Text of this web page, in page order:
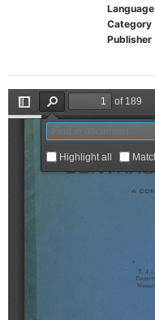
Language
Category
Publisher